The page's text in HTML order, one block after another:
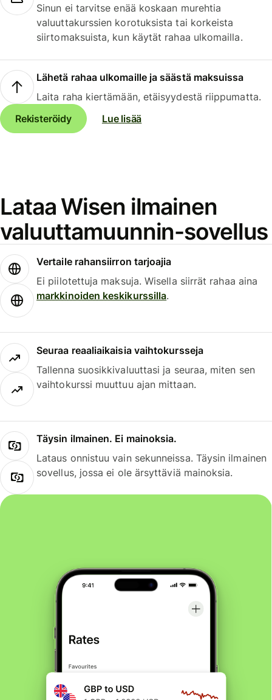
Sinun ei tarvitse enää koskaan murehtia
valuuttakurssien korotuksista tai korkeista
siirtomaksuista, kun käytät rahaa ulkomailla.
Lähetä rahaa ulkomaille ja säästä maksuissa
Laita raha kiertämään, etäisyydestä riippumatta.
Rekisteröidy
Lue lisää
Lataa Wisen ilmainen
valuuttamuunnin-sovellus
Vertaile rahansiirron tarjoajia
Ei piilotettuja maksuja. Wisella siirrät rahaa aina
markkinoiden keskikurssilla.
Seuraa reaaliaikaisia vaihtokursseja
Tallenna suosikkivaluuttasi ja seuraa, miten sen
vaihtokurssi muuttuu ajan mittaan.
Täysin ilmainen. Ei mainoksia.
Lataus onnistuu vain sekunneissa. Täysin ilmainen
sovellus, jossa ei ole ärsyttäviä mainoksia.